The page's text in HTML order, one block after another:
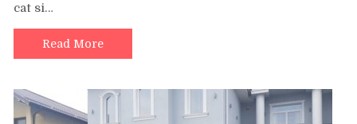
cat si…
Read More